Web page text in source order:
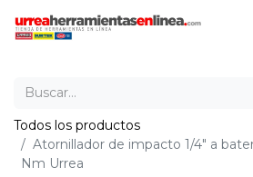
Todos los productos
Atornillador de impacto 1/4" a
Nm Urrea